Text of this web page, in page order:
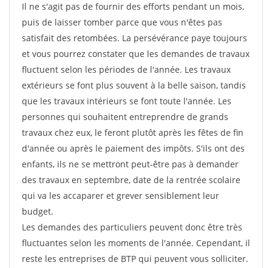
Il ne s'agit pas de fournir des efforts pendant un mois,
puis de laisser tomber parce que vous n'êtes pas
satisfait des retombées. La persévérance paye toujours
et vous pourrez constater que les demandes de travaux
fluctuent selon les périodes de l'année. Les travaux
extérieurs se font plus souvent à la belle saison, tandis
que les travaux intérieurs se font toute l'année. Les
personnes qui souhaitent entreprendre de grands
travaux chez eux, le feront plutôt après les fêtes de fin
d'année ou après le paiement des impôts. S'ils ont des
enfants, ils ne se mettront peut-être pas à demander
des travaux en septembre, date de la rentrée scolaire
qui va les accaparer et grever sensiblement leur
budget.
Les demandes des particuliers peuvent donc être très
fluctuantes selon les moments de l'année. Cependant, il
reste les entreprises de BTP qui peuvent vous solliciter.